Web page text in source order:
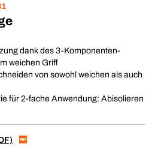
dank des 3-Komponenten-
weichen Griff
von sowohl weichen als auch
für 2-fache Anwendung: Abisolieren